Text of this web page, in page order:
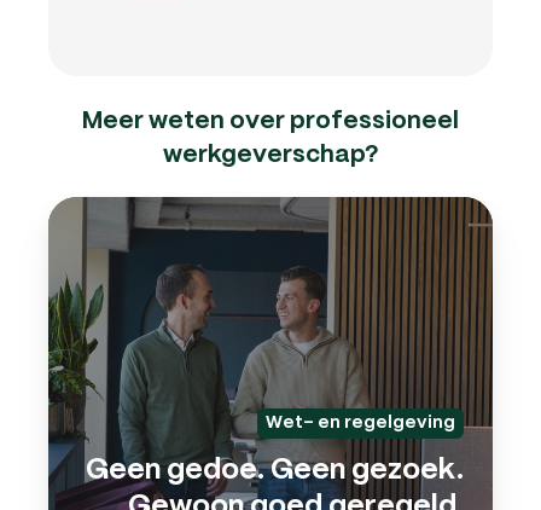
Meer weten over professioneel
werkgeverschap?
Wet- en regelgeving
Geen gedoe. Geen gezoek.